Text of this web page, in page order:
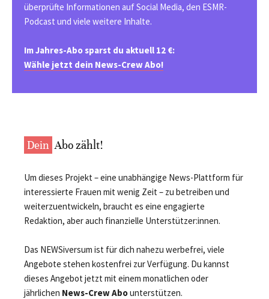
überprüfte Informationen auf Social Media, den ESMR-
Podcast und viele weitere Inhalte.
Im Jahres-Abo sparst du aktuell 12 €:
Wähle jetzt dein News-Crew Abo!
Dein Abo zählt!
Um dieses Projekt – eine unabhängige News-Plattform für
interessierte Frauen mit wenig Zeit – zu betreiben und
weiterzuentwickeln, braucht es eine engagierte
Redaktion, aber auch finanzielle Unterstützer:innen.
Das NEWSiversum ist für dich nahezu werbefrei, viele
Angebote stehen kostenfrei zur Verfügung. Du kannst
dieses Angebot jetzt mit einem monatlichen oder
jährlichen News-Crew Abounterstützen.